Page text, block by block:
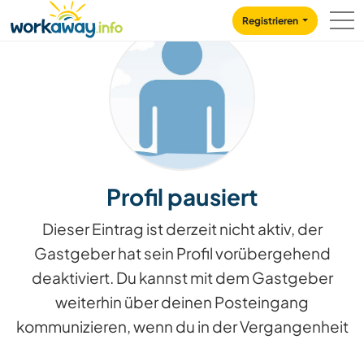
CONTENT
MAIN NAVIGATION
Registrieren
Profil pausiert
Dieser Eintrag ist derzeit nicht aktiv, der
Gastgeber hat sein Profil vorübergehend
deaktiviert. Du kannst mit dem Gastgeber
weiterhin über deinen Posteingang
kommunizieren, wenn du in der Vergangenheit